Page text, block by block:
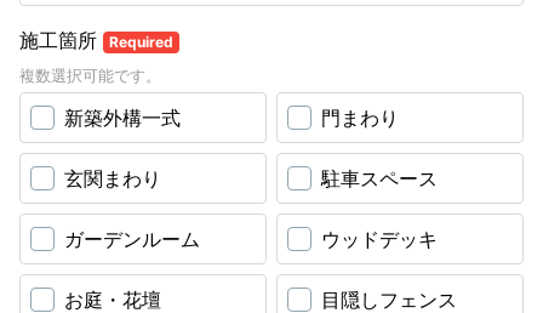
施工箇所 Required
複数選択可能です。
新築外構一式 門まわり
玄関まわり 駐車スペース
ガーデンルーム ウッドデッキ
お庭・花壇 目隠しフェンス